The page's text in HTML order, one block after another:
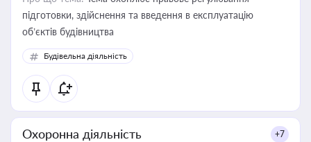
підготовки, здійснення та введення в експлуатацію
об’єктів будівництва
Будівельна діяльність
Охоронна діяльність +7